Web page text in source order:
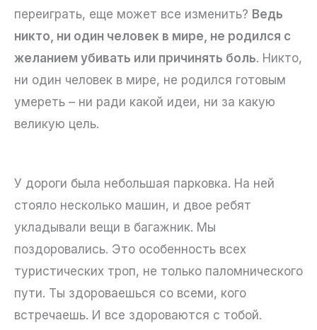
переиграть, еще может все изменить? Ведь
никто, ни один человек в мире, не родился с
желанием убивать или причинять боль. Никто,
ни один человек в мире, не родился готовым
умереть – ни ради какой идеи, ни за какую
великую цель.
У дороги была небольшая парковка. На ней
стояло несколько машин, и двое ребят
укладывали вещи в багажник. Мы
поздоровались. Это особенность всех
туристических троп, не только паломнического
пути. Ты здороваешься со всеми, кого
встречаешь. И все здороваются с тобой.